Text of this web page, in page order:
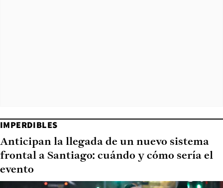
IMPERDIBLES
Anticipan la llegada de un nuevo sistema
frontal a Santiago: cuándo y cómo sería el
evento